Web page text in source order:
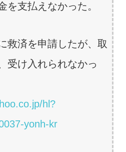
を支払えなかった。
救済を申請したが、取
受け入れられなかっ
hl?
yonh-kr